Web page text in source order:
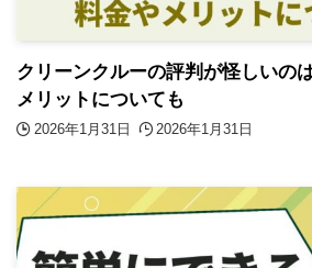
クリーンクルーの評判が怪しいの
メリットについても
2026年1月31日 2026年1月31日